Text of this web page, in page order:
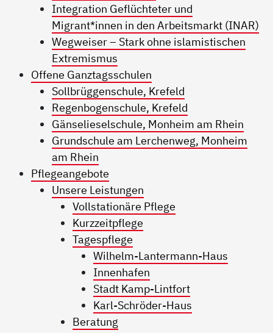
Integration Geflüchteter und
Migrant*innen in den Arbeitsmarkt (INAR)
Wegweiser – Stark ohne islamistischen
Extremismus
Offene Ganztagsschulen
Sollbrüggenschule, Krefeld
Regenbogenschule, Krefeld
Gänselieselschule, Monheim am Rhein
Grundschule am Lerchenweg, Monheim
am Rhein
Pflegeangebote
Unsere Leistungen
Vollstationäre Pflege
Kurzzeitpflege
Tagespflege
Wilhelm-Lantermann-Haus
Innenhafen
Stadt Kamp-Lintfort
Karl-Schröder-Haus
Beratung